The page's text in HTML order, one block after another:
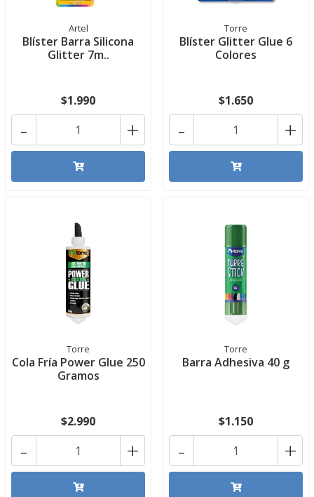
Artel
Blíster Barra Silicona
Glitter 7m..
$1.990
+
-
Torre
Blíster Glitter Glue 6
Colores
$1.650
+
-
Torre
Cola Fría Power Glue 250
Gramos
$2.990
+
-
Torre
Barra Adhesiva 40 g
$1.150
+
-